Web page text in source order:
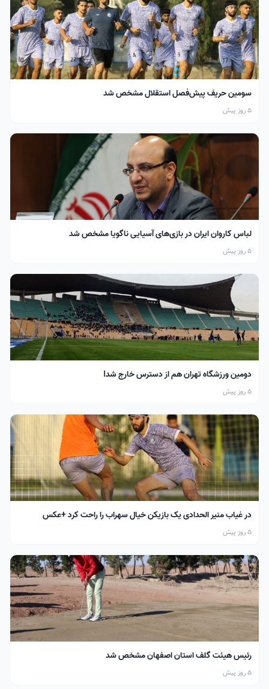
سومین حریف پیش‌فصل استقلال مشخص شد
5 روز پیش
لباس کاروان ایران در بازی‌های آسیایی ناگویا مشخص شد
5 روز پیش
دومین ورزشگاه تهران هم از دسترس خارج شد!
5 روز پیش
در غیاب منیر الحدادی یک بازیکن خیال سهراب را راحت کرد +عکس
5 روز پیش
رئیس هیئت گلف استان اصفهان مشخص شد
5 روز پیش